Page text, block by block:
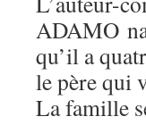
ADAMO
qu’il a
le père qui
La famille